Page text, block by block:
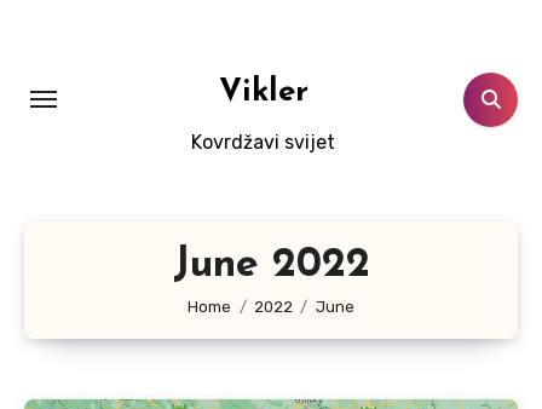
Vikler
Kovrdžavi svijet
June 2022
Home 2022 June